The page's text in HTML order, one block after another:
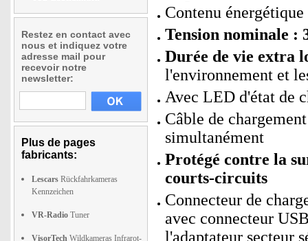
Restez en contact avec
nous et indiquez votre
adresse mail pour
recevoir notre
newsletter:
Plus de pages
fabricants:
Lescars Rückfahrkameras
Kennzeichen
VR-Radio Tuner
VisorTech Wildkameras Infrarot-
Contenu
Tension nominale :
Durée de vie extra
l'environnement et
Avec LED d'état de
Câble de
simultanément
Protégé contre la
courts-circuits
Connecteur de
avec connecteur
l'adaptateur secteur